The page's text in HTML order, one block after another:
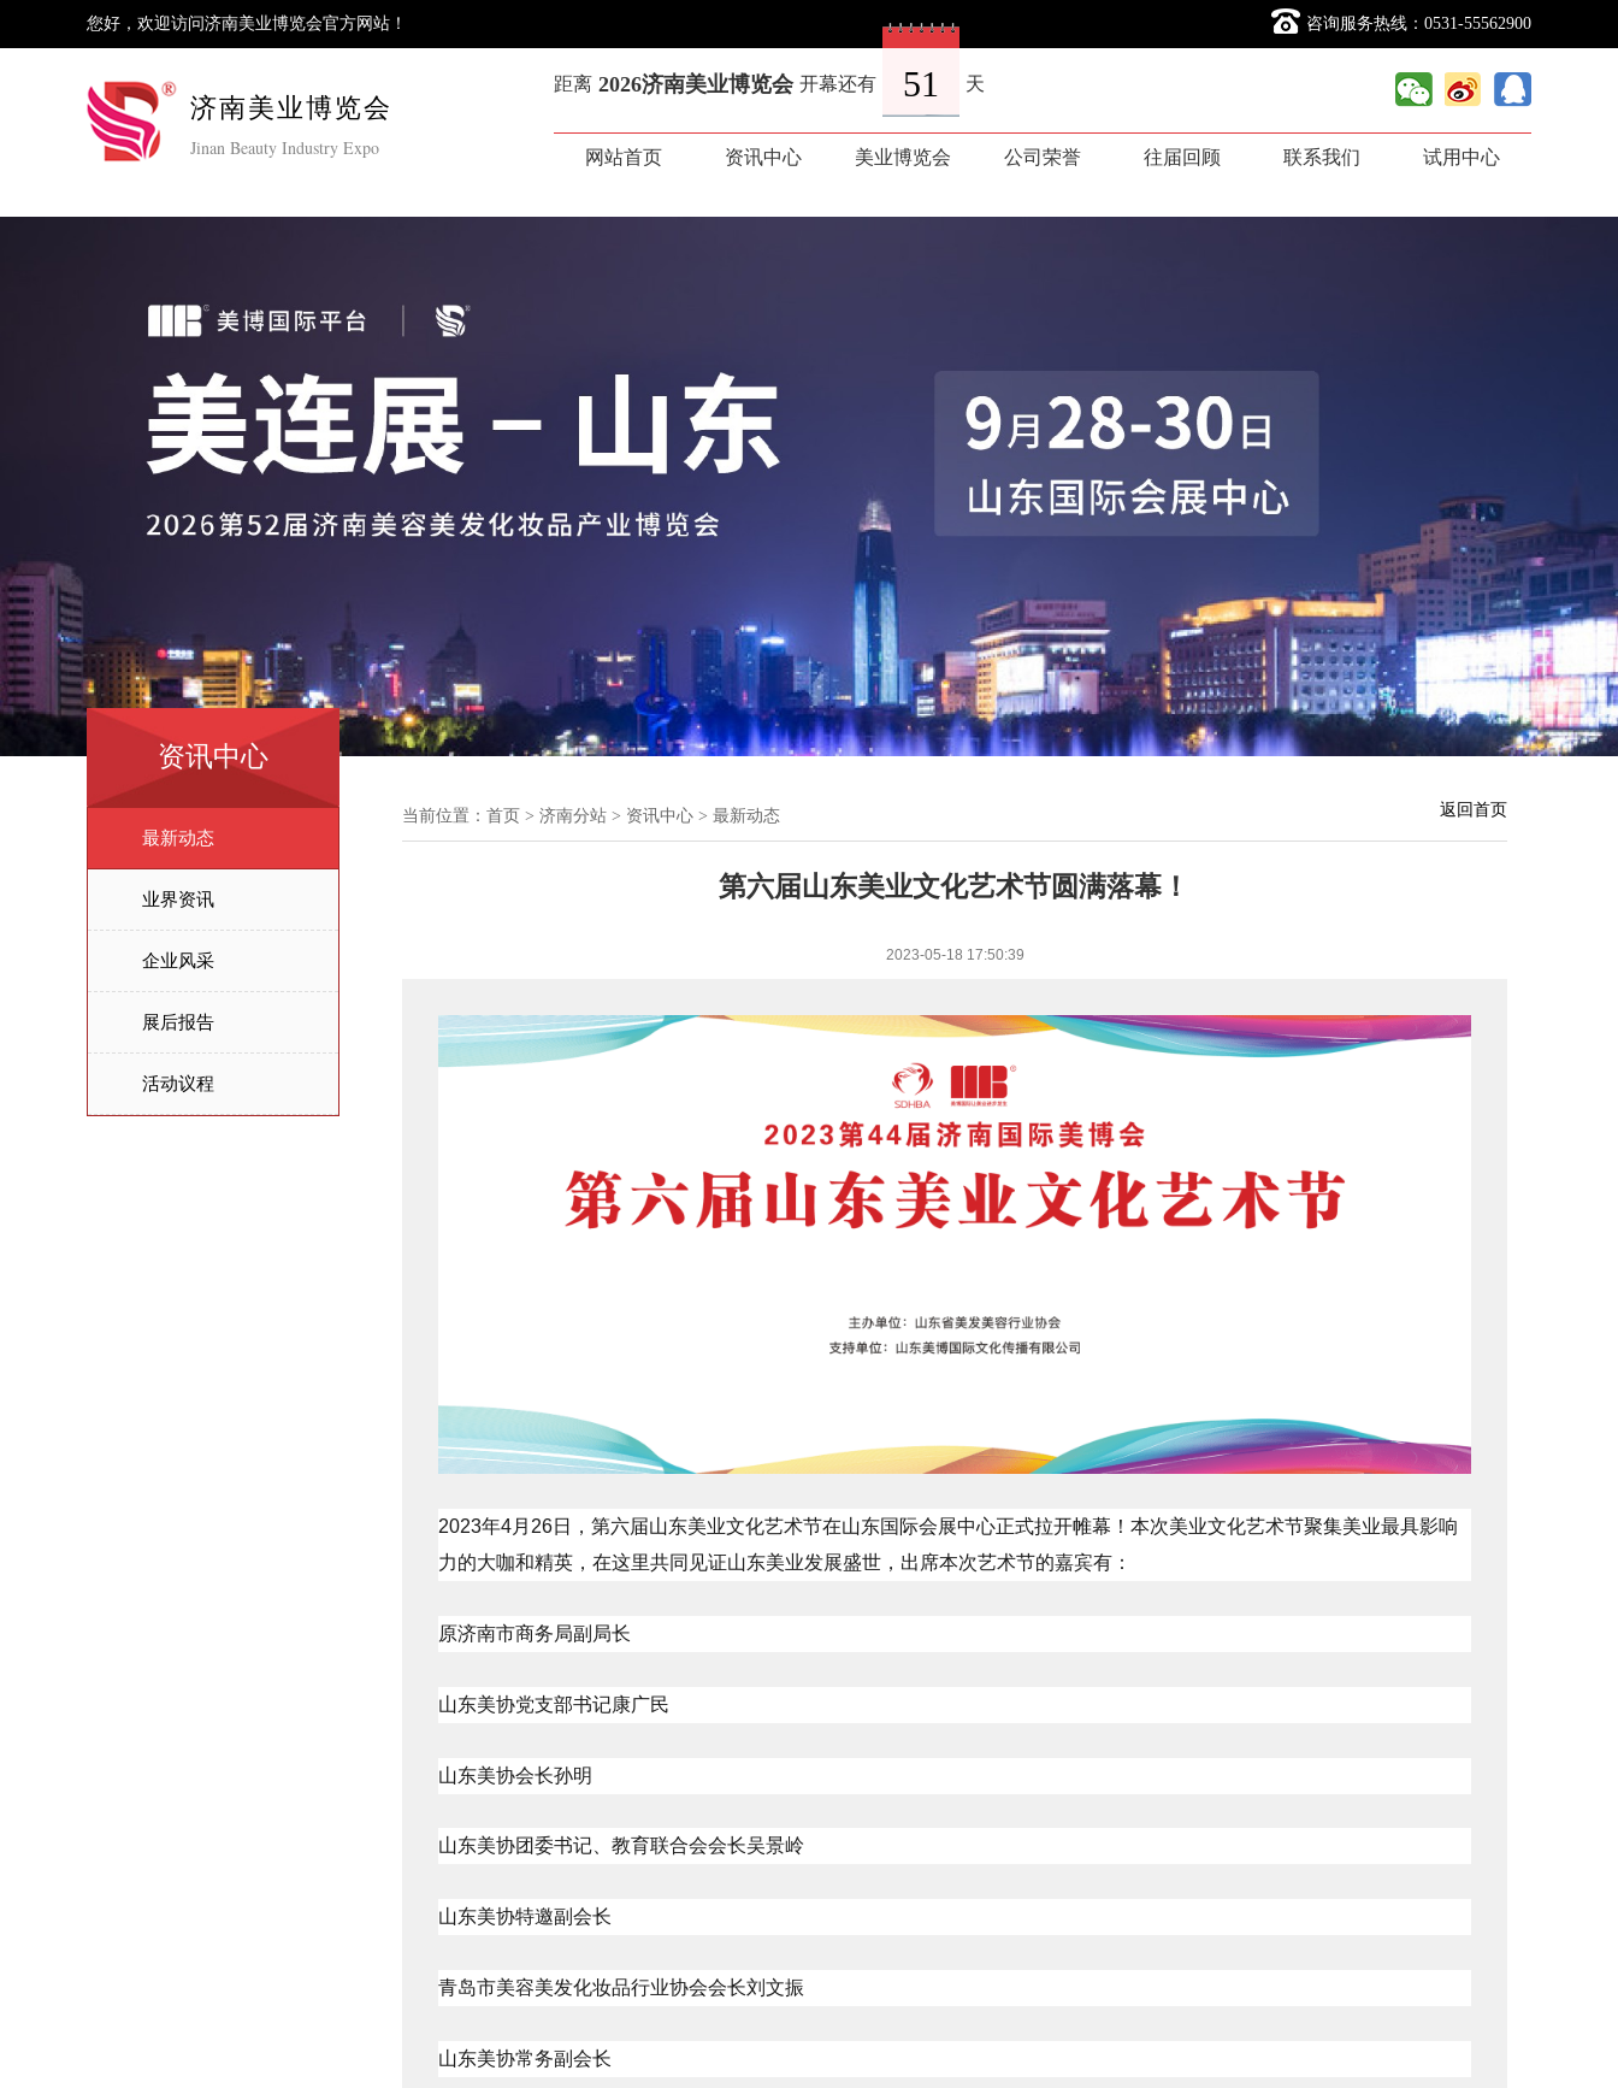
您好，欢迎访问济南美业博览会官方网站！ 咨询服务热线：0531-55562900
济南美业博览会
Jinan Beauty Industry Expo 网站首页 资讯中心 美业博览会 公司荣誉 往届回顾 联系我们 试用中心
资讯中心
最新动态
业界资讯
企业风采
展后报告
活动议程
当前位置： 首页 > 济南分站 > 资讯中心 > 最新动态 返回首页
第六届山东美业文化艺术节圆满落幕！
2023-05-18 17:50:39
2023年4月26日，第六届山东美业文化艺术节在山东国际会展中心正式拉开帷幕！本次美业文化艺术节聚集美业最具影响
力的大咖和精英，在这里共同见证山东美业发展盛世，出席本次艺术节的嘉宾有：
原济南市商务局副局长
山东美协党支部书记康广民
山东美协会长孙明
山东美协团委书记、教育联合会会长吴景岭
山东美协特邀副会长
青岛市美容美发化妆品行业协会会长刘文振
山东美协常务副会长